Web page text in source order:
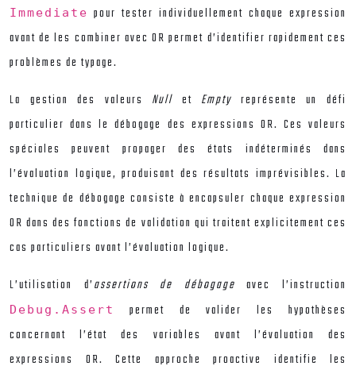
Immediate pour tester individuellement chaque expression
avant de les combiner avec OR permet d’identifier rapidement ces
problèmes de typage.
La gestion des valeurs Null et Empty représente un défi
particulier dans le débogage des expressions OR. Ces valeurs
spéciales peuvent propager des états indéterminés dans
l’évaluation logique, produisant des résultats imprévisibles. La
technique de débogage consiste à encapsuler chaque expression
OR dans des fonctions de validation qui traitent explicitement ces
cas particuliers avant l’évaluation logique.
L’utilisation d’assertions de débogage avec l’instruction
Debug.Assert
permet de valider les hypothèses
concernant l’état des variables avant l’évaluation des
expressions OR. Cette approche proactive identifie les